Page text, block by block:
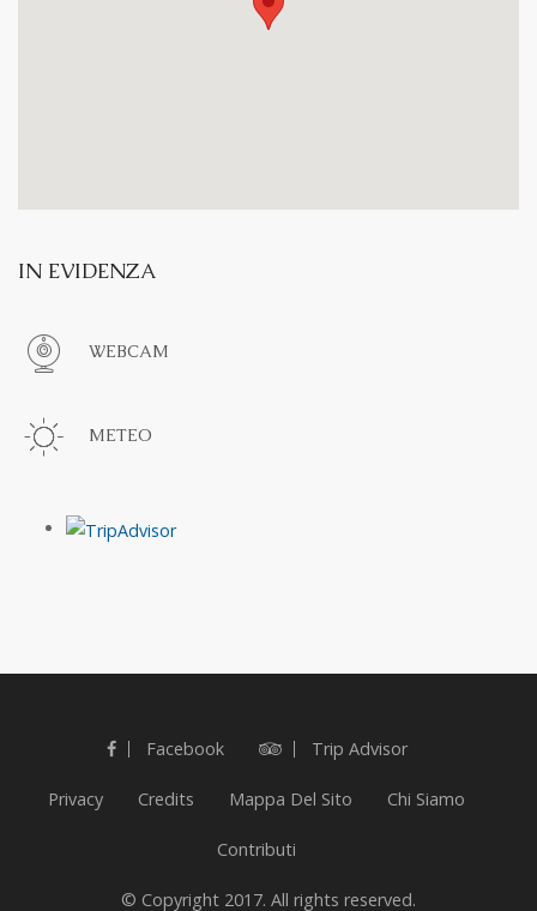
IN EVIDENZA
WEBCAM
METEO
Facebook Trip Advisor
Privacy Credits Mappa Del Sito Chi Siamo
Contributi
© Copyright 2017. All rights reserved.